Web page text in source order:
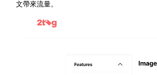
文帶來流量。